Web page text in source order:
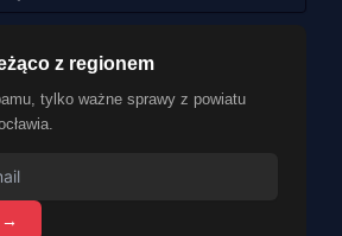
z regionem
tylko ważne sprawy z powiatu
→